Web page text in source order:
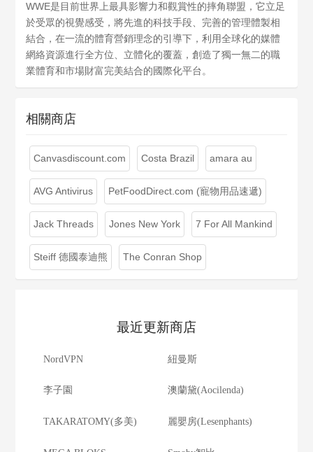
WWE是目前世界上最具影響力和觀賞性的摔角聯盟，它立足
於受眾的視覺感受，將先進的科技手段、完善的管理體製相
結合，在一流的體育營銷理念的引導下，利用全球化的媒體
網絡資源進行全方位、立體化的覆蓋，創造了獨一無二的職
業體育和市場財富完美結合的國際化平台。
相關商店
Canvasdiscount.com Costa Brazil amara au
AVG Antivirus PetFoodDirect.com (寵物用品速遞)
Jack Threads Jones New York 7 For All Mankind
Steiff 德國泰迪熊 The Conran Shop
最近更新商店
NordVPN 紐曼斯
李子園 澳蘭黛(Aocilenda)
TAKARATOMY(多美) 麗嬰房(Lesenphants)